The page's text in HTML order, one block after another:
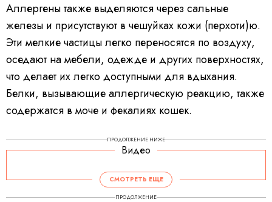
Аллергены также выделяются через сальные
железы и присутствуют в чешуйках кожи (перхоти)ю.
Эти мелкие частицы легко переносятся по воздуху,
оседают на мебели, одежде и других поверхностях,
что делает их легко доступными для вдыхания.
Белки, вызывающие аллергическую реакцию, также
содержатся в моче и фекалиях кошек.
ПРОДОЛЖЕНИЕ НИЖЕ
Видео
СМОТРЕТЬ ЕЩЕ
ПРОДОЛЖЕНИЕ